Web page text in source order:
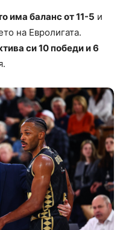
има баланс от 11-5 и
на Евролигата.
си 10 победи и 6